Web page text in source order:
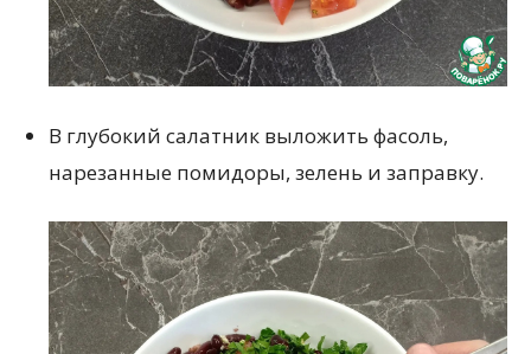
В глубокий салатник выложить фасоль,
нарезанные помидоры, зелень и заправку.